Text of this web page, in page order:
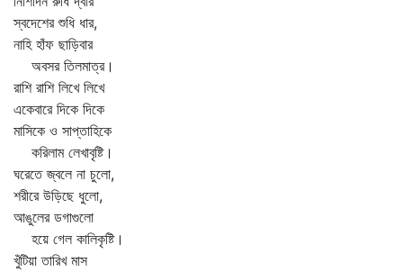
স্বদেশের শুধি ধার,
নাহি হাঁফ ছাড়িবার
অবসর তিলমাত্র।
রাশি রাশি লিখে লিখে
একেবারে দিকে দিকে
মাসিকে ও সাপ্তাহিকে
করিলাম লেখাবৃষ্টি।
ঘরেতে জ্বলে না চুলো,
শরীরে উড়িছে ধুলো,
আঙুলের ডগাগুলো
হয়ে গেল কালিকৃষ্টি।
খুঁটিয়া তারিখ মাস